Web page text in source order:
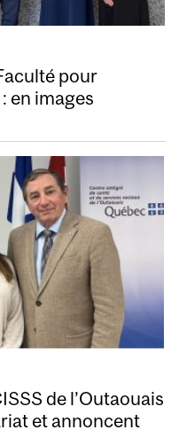
pour
en images
de l’Outaouais
et annoncent